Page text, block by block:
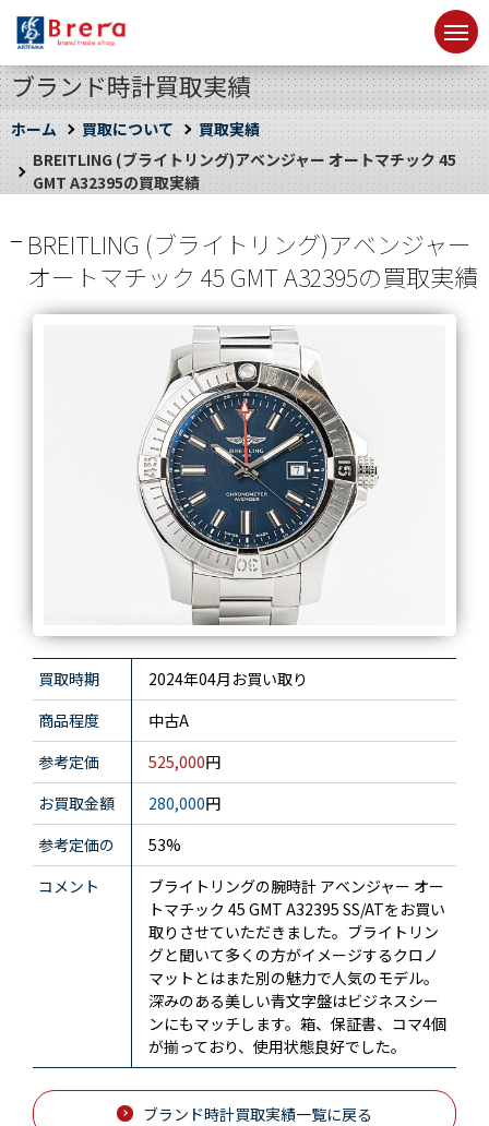
ブランド時計買取実績
ホーム 買取について
買取実績
BREITLING (ブライトリング)アベンジャー オートマチック 45
GMT A32395の買取実績
BREITLING (ブライトリング)アベンジャー
オートマチック 45 GMT A32395の買取実績
買取時期
2024年04月お買い取り
商品程度
中古A
参考定価
525,000円
お買取金額
280,000円
参考定価の
53%
コメント
ブライトリングの腕時計 アベンジャー オー
トマチック 45 GMT A32395 SS/ATをお買い
取りさせていただきました。ブライトリン
グと聞いて多くの方がイメージするクロノ
マットとはまた別の魅力で人気のモデル。
深みのある美しい青文字盤はビジネスシー
ンにもマッチします。箱、保証書、コマ4個
が揃っており、使用状態良好でした。
ブランド時計買取実績一覧に戻る